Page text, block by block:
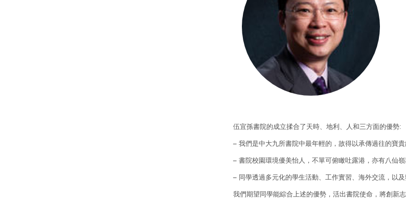
伍宜孫書院的成立揉合了天時、地利、人和三方面的優勢:
– 我們是中大九所書院中最年輕的，故得以承傳過往的寶貴
– 書院校園環境優美怡人，不單可俯瞰吐露港，亦有八仙
– 同學透過多元化的學生活動、工作實習、海外交流，以
我們期望同學能綜合上述的優勢，活出書院使命，將創新